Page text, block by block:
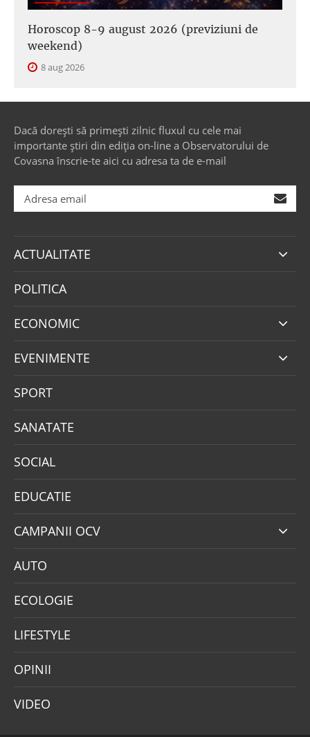
Horoscop 8-9 august 2026 (previziuni de
weekend)
8 aug 2026
Dacă dorești să primești zilnic fluxul cu cele mai
importante știri din ediția on-line a Observatorului de
Covasna înscrie-te aici cu adresa ta de e-mail
ACTUALITATE
POLITICA
ECONOMIC
EVENIMENTE
SPORT
SANATATE
SOCIAL
EDUCATIE
CAMPANII OCV
AUTO
ECOLOGIE
LIFESTYLE
OPINII
VIDEO